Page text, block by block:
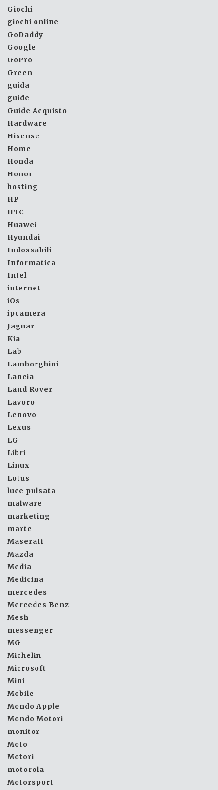
Giochi
giochi online
GoDaddy
Google
GoPro
Green
guida
guide
Guide Acquisto
Hardware
Hisense
Home
Honda
Honor
hosting
HP
HTC
Huawei
Hyundai
Indossabili
Informatica
Intel
internet
iOs
ipcamera
Jaguar
Kia
Lab
Lamborghini
Lancia
Land Rover
Lavoro
Lenovo
Lexus
LG
Libri
Linux
Lotus
luce pulsata
malware
marketing
marte
Maserati
Mazda
Media
Medicina
mercedes
Mercedes Benz
Mesh
messenger
MG
Michelin
Microsoft
Mini
Mobile
Mondo Apple
Mondo Motori
monitor
Moto
Motori
motorola
Motorsport